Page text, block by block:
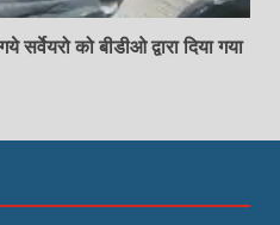
को बीडीओ द्वारा दिया गया